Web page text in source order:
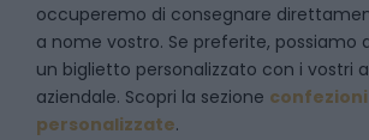
occuperemo di consegnare
a nome vostro. Se preferite, possiamo
un biglietto personalizzato con i vostri
aziendale. Scopri la sezione
personalizzate.